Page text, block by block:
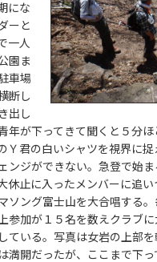
にな
ーと
一人
園ま
車場
断し
出し
年が下ってきて聞くと５分
Ｙ君の白いシャツを視界に
ンジができない。急登で始
休止に入ったメンバーに追
ソング富士山を大合唱する
参加が１５名を数えクラブ
ている。写真は女岩の上部
満開だったが、ここまで下